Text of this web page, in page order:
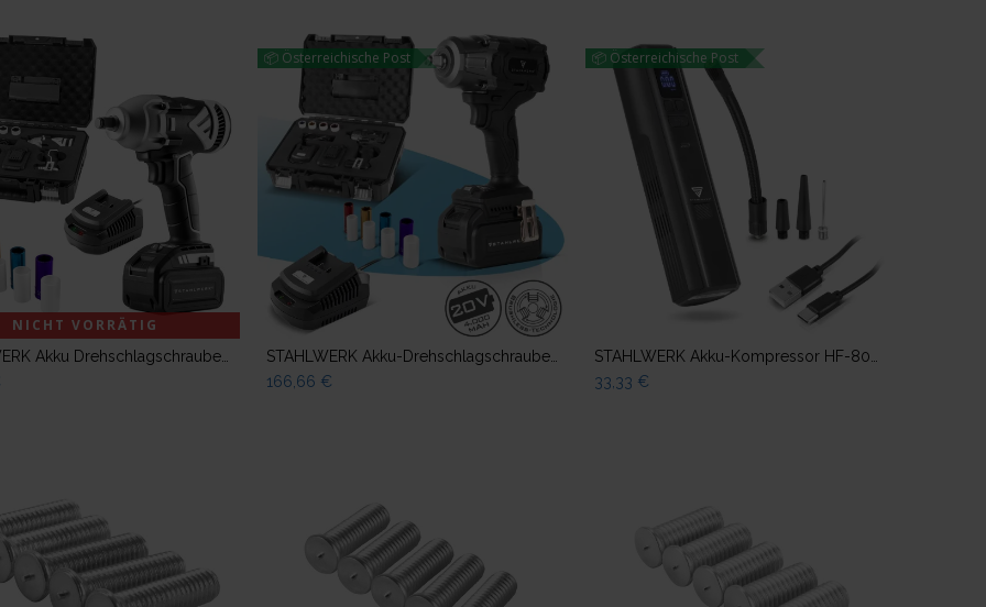
NICHT VORRÄTIG
STAHLWERK Akku Drehschlagschrauber ADS-20 ST Brushless 20V mit 1 x 4 Ah Akku
📦 Österreichische Post
Zum Warenkorb hinzufügen
166,66 €
📦 Österreichische Post
Zum Warenkorb hinzufügen
33,33 €